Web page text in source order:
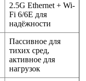
2.5G Ethernet + Wi-
Fi 6/6E для
надёжности
Пассивное для
тихих сред,
активное для
нагрузок